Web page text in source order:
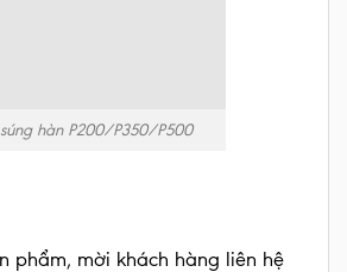
hàn P200/P350/P500
phẩm, mời khách hàng liên hệ